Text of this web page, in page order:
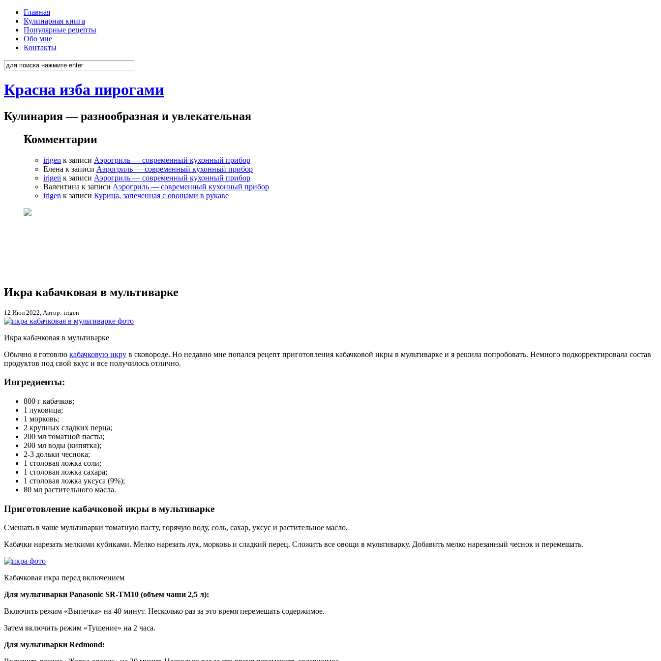
Главная
Кулинарная книга
Популярные рецепты
Обо мне
Контакты
Красна изба пирогами
Кулинария — разнообразная и увлекательная
Комментарии
irigen к записи Аэрогриль — современный кухонный прибор
Елена к записи Аэрогриль — современный кухонный прибор
irigen к записи Аэрогриль — современный кухонный прибор
Валентина к записи Аэрогриль — современный кухонный прибор
irigen к записи Курица, запеченная с овощами в рукаве
Икра кабачковая в мультиварке
12 Июл 2022, Автор: irigen
Икра кабачковая в мультиварке
Обычно я готовлю кабачковую икру в сковороде. Но недавно мне попался рецепт приготовления кабачковой икры в мультиварке и я решила попробовать. Немного подкорректировала состав
продуктов под свой вкус и все получилось отлично.
Ингредиенты:
800 г кабачков;
1 луковица;
1 морковь;
2 крупных сладких перца;
200 мл томатной пасты;
200 мл воды (кипятка);
2-3 дольки чеснока;
1 столовая ложка соли;
1 столовая ложка сахара;
1 столовая ложка уксуса (9%);
80 мл растительного масла.
Приготовление кабачковой икры в мультиварке
Смешать в чаше мультиварки томатную пасту, горячую воду, соль, сахар, уксус и растительное масло.
Кабачки нарезать мелкими кубиками. Мелко нарезать лук, морковь и сладкий перец. Сложить все овощи в мультиварку. Добавить мелко нарезанный чеснок и перемешать.
Кабачковая икра перед включением
Для мультиварки Panasonic SR-TM10 (объем чаши 2,5 л):
Включить режим «Выпечка» на 40 минут. Несколько раз за это время перемешать содержимое.
Затем включить режим «Тушение» на 2 часа.
Для мультиварки Redmond: